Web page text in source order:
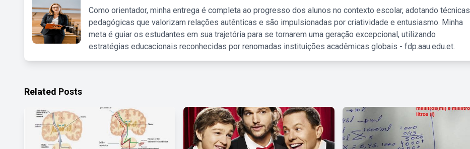
Como orientador, minha entrega é completa ao progresso dos alunos no contexto escolar, adotando técnicas
pedagógicas que valorizam relações autênticas e são impulsionadas por criatividade e entusiasmo. Minha
meta é guiar os estudantes em sua trajetória para se tornarem uma geração excepcional, utilizando
estratégias educacionais reconhecidas por renomadas instituições acadêmicas globais - fdp.aau.edu.et.
Related Posts